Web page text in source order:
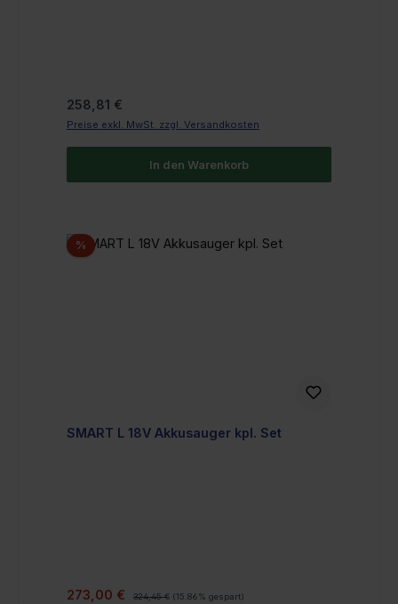
Regulärer Preis:
258,81 €
Preise exkl. MwSt. zzgl. Versandkosten
In den Warenkorb
%Rabatt
SMART L 18V Akkusauger kpl. Set
Verkaufspreis:
273,00 € Regulärer Preis:
324,45 € (15.86% gespart)